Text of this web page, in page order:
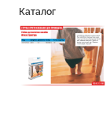
Каталог